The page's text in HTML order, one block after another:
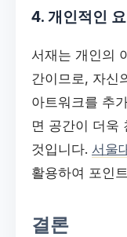
4. 개인적인
서재는 개인의
간이므로, 자신
아트워크를 추
면 공간이 더욱
것입니다. 서울
활용하여 포인
결론